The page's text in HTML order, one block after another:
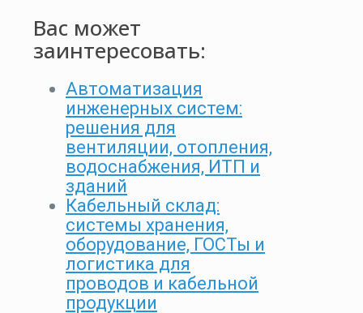
Вас может
заинтересовать:
Автоматизация
инженерных систем:
решения для
вентиляции, отопления,
водоснабжения, ИТП и
зданий
Кабельный склад:
системы хранения,
оборудование, ГОСТы и
логистика для
проводов и кабельной
продукции